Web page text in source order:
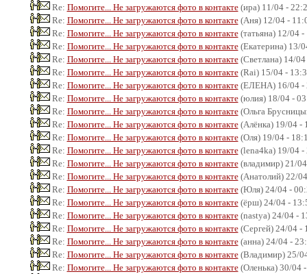
Re: Помогите... Не загружаются фото в контакте(ира) 11/04 -
Re: Помогите... Не загружаются фото в контакте(Аня) 12/04 -
Re: Помогите... Не загружаются фото в контакте(татьяна) 12/04
Re: Помогите... Не загружаются фото в контакте(Екатерина) 13/
Re: Помогите... Не загружаются фото в контакте(Светлана) 14/
Re: Помогите... Не загружаются фото в контакте(Rai) 15/04 -
Re: Помогите... Не загружаются фото в контакте(ЕЛЕНА) 16/04 -
Re: Помогите... Не загружаются фото в контакте(юлия) 18/04 -
Re: Помогите... Не загружаются фото в контакте(Ольга
Re: Помогите... Не загружаются фото в контакте(Алёнка) 19/04 -
Re: Помогите... Не загружаются фото в контакте(Оля) 19/04 -
Re: Помогите... Не загружаются фото в контакте(lena4ka) 19/04 -
Re: Помогите... Не загружаются фото в контакте(владимир) 21/
Re: Помогите... Не загружаются фото в контакте(Анатолий) 22/
Re: Помогите... Не загружаются фото в контакте(Юля) 24/04 -
Re: Помогите... Не загружаются фото в контакте(ёрш) 24/04 -
Re: Помогите... Не загружаются фото в контакте(nastya) 24/04 -
Re: Помогите... Не загружаются фото в контакте(Сергей) 24/04 -
Re: Помогите... Не загружаются фото в контакте(анна) 24/04 -
Re: Помогите... Не загружаются фото в контакте(Владимир) 25/
Re: Помогите... Не загружаются фото в контакте(Оленька) 30/04